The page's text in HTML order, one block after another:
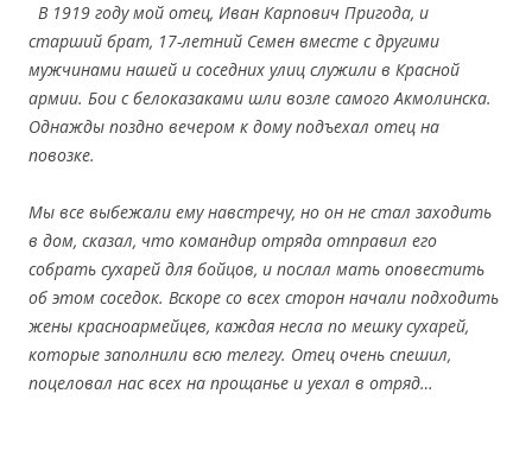
В 1919 году мой отец, Иван Карпович Пригода, и
старший брат, 17-летний Семен вместе с другими
мужчинами нашей и соседних улиц служили в Красной
армии. Бои с белоказаками шли возле самого Акмолинска.
Однажды поздно вечером к дому подъехал отец на
повозке.
Мы все выбежали ему навстречу, но он не стал заходить
в дом, сказал, что командир отряда отправил его
собрать сухарей для бойцов, и послал мать оповестить
об этом соседок. Вскоре со всех сторон начали подходить
жены красноармейцев, каждая несла по мешку сухарей,
которые заполнили всю телегу. Отец очень спешил,
поцеловал нас всех на прощанье и уехал в отряд…